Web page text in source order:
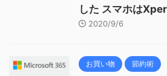
した スマホは
2020/9/6
お買い物 節約術